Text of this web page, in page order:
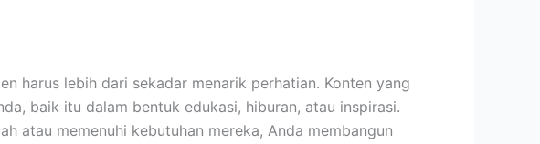
harus lebih dari sekadar menarik perhatian. Konten yang
baik itu dalam bentuk edukasi, hiburan, atau inspirasi.
atau memenuhi kebutuhan mereka, Anda membangun